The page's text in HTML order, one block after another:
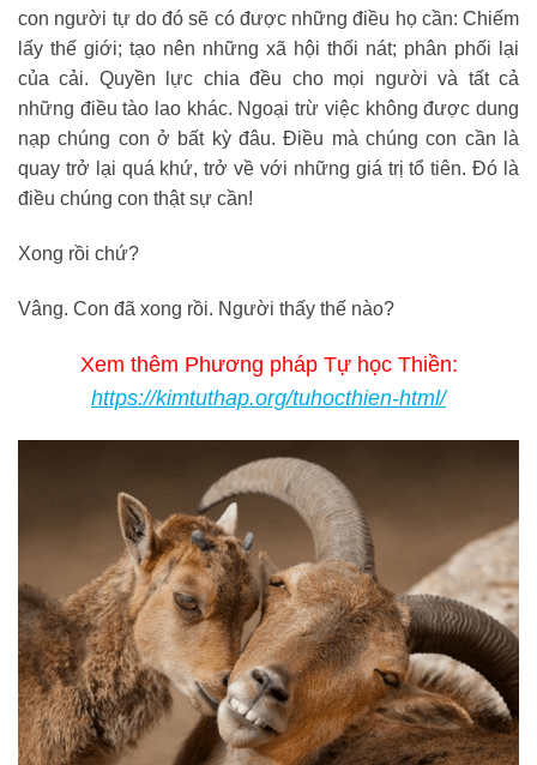
con người tự do đó sẽ có được những điều họ cần: Chiếm
lấy thế giới; tạo nên những xã hội thối nát; phân phối lại
của cải. Quyền lực chia đều cho mọi người và tất cả
những điều tào lao khác. Ngoại trừ việc không được dung
nạp chúng con ở bất kỳ đâu. Điều mà chúng con cần là
quay trở lại quá khứ, trở về với những giá trị tổ tiên. Đó là
điều chúng con thật sự cần!
Xong rồi chứ?
Vâng. Con đã xong rồi. Người thấy thế nào?
Xem thêm Phương pháp Tự học Thiền:
https://kimtuthap.org/tuhocthien-html/